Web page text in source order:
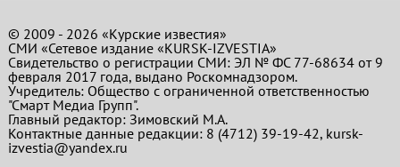
© 2009 - 2026 «Курские известия»
СМИ «Сетевое издание «KURSK-IZVESTIA»
Свидетельство о регистрации СМИ: ЭЛ № ФС 77-68634 от 9
февраля 2017 года, выдано Роскомнадзором.
Учредитель: Общество с ограниченной ответственностью
"Смарт Медиа Групп".
Главный редактор:Зимовский М.А.
Контактные данные редакции: 8 (4712) 39-19-42, kursk-
izvestia@yandex.ru